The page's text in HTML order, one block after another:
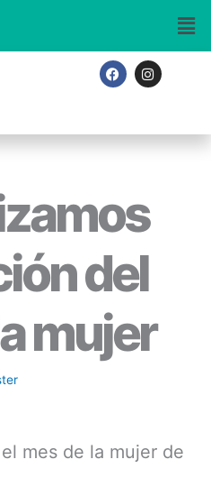
F
a
o
I
n
g
del
mujer
mes de la mujer de